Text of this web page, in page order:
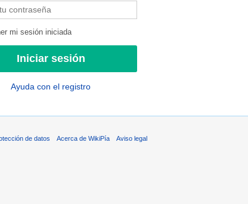
mi sesión iniciada
Ayuda con el registro
de datos Acerca de WikiPía Aviso legal